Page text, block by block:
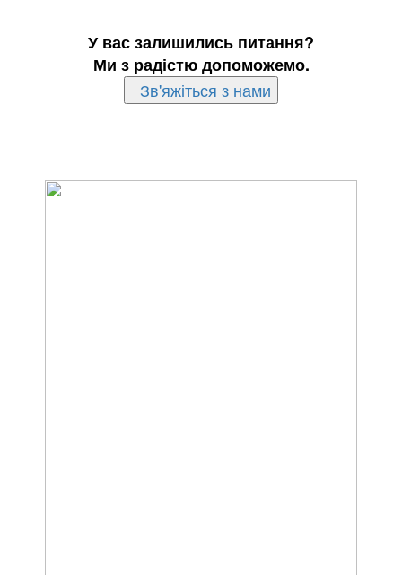
У вас залишились питання?
Ми з радістю допоможемо.
Зв'яжіться з нами